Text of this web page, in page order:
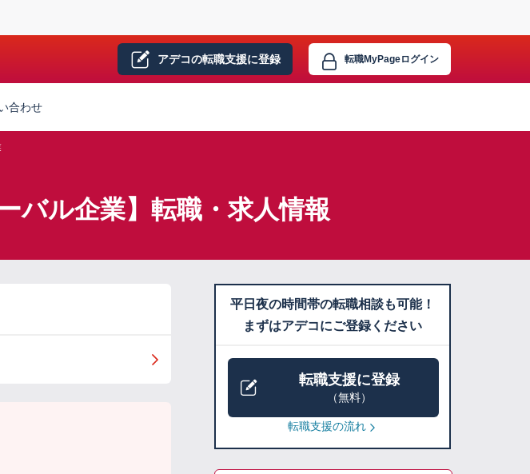
アデコの転職支援に登録 転職MyPageログイン
合わせ
バル企業】転職・求人情報
平日夜の時間帯の転職相談も可能！
まずはアデコにご登録ください
転職支援に登録
（無料）
転職支援の流れ